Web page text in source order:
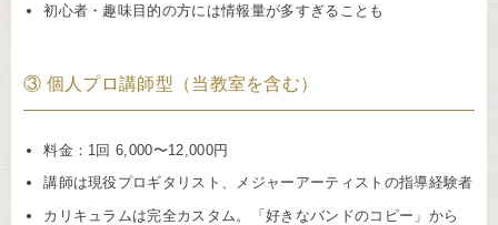
初心者・趣味目的の方には情報量が多すぎることも
③ 個人プロ講師型（当教室を含む）
料金：1回 6,000〜12,000円
講師は現役プロギタリスト、メジャーアーティストの指導経験者
カリキュラムは完全カスタム。「好きなバンドのコピー」から